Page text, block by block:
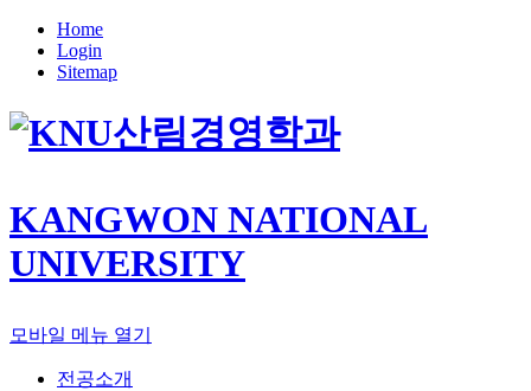
Home
Login
Sitemap
산림경영학과
KANGWON NATIONAL
UNIVERSITY
모바일 메뉴 열기
전공소개